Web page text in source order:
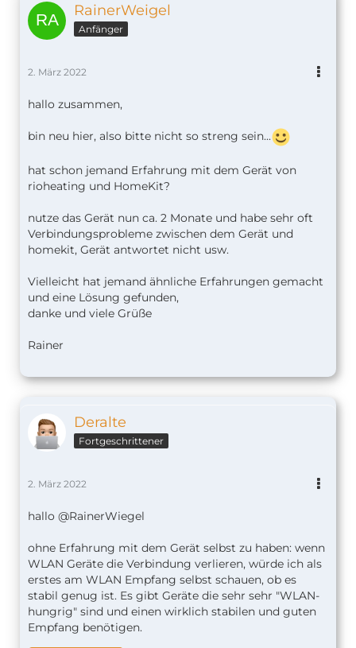
RainerWeigel
Anfänger
2. März 2022
hallo zusammen,
bin neu hier, also bitte nicht so streng sein...
hat schon jemand Erfahrung mit dem Gerät von
rioheating und HomeKit?
nutze das Gerät nun ca. 2 Monate und habe sehr oft
Verbindungsprobleme zwischen dem Gerät und
homekit, Gerät antwortet nicht usw.
Vielleicht hat jemand ähnliche Erfahrungen gemacht
und eine Lösung gefunden,
danke und viele Grüße
Rainer
Deralte
Fortgeschrittener
2. März 2022
hallo @RainerWiegel
ohne Erfahrung mit dem Gerät selbst zu haben: wenn
WLAN Geräte die Verbindung verlieren, würde ich als
erstes am WLAN Empfang selbst schauen, ob es
stabil genug ist. Es gibt Geräte die sehr sehr "WLAN-
hungrig" sind und einen wirklich stabilen und guten
Empfang benötigen.